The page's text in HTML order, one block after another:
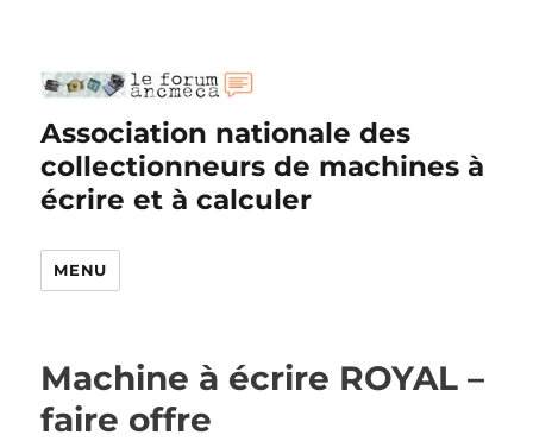
Association nationale des
collectionneurs de machines à
écrire et à calculer
MENU
Machine à écrire ROYAL –
faire offre